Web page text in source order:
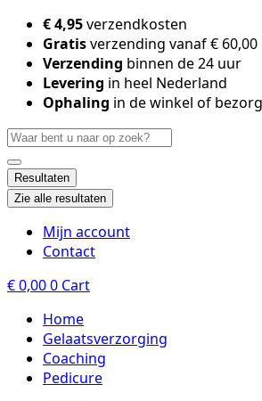
Skip
content
€ 4,95verzendkosten
Gratisverzending vanaf € 60,00
Verzending binnen de 24 uur
Levering in heel Nederland
Ophaling in de winkel of
Search
...
Resultaten
Zie alle resultaten
Mijn account
Contact
€0,000 Cart
Home
Gelaatsverzorging
Coaching
Pedicure